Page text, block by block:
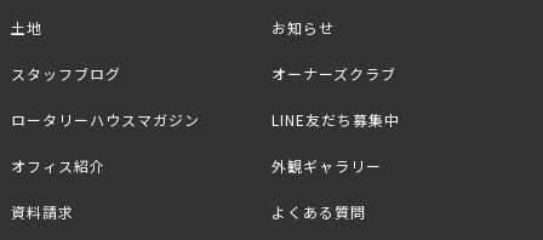
土地 お知らせ
スタッフブログ
ロータリーハウスマガジン
オフィス紹介
資料請求
オーナーズクラブ
LINE友だち募集中
外観ギャラリー
よくある質問